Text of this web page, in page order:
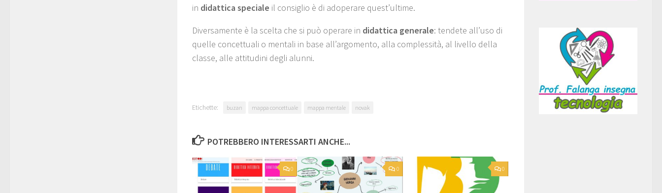
in didattica speciale il consiglio è di adoperare quest’ultime.
Diversamente è la scelta che si può operare in didattica generale: tendete all’uso di
quelle concettuali o mentali in base all’argomento, alla complessità, al livello della
classe, alle attitudini degli alunni.
Etichette: buzan mappa concettuale mappa mentale novak
POTREBBERO INTERESSARTI ANCHE...
0 0 0